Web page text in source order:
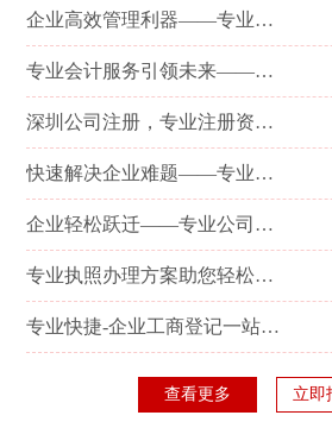
企业高效管理利器——专业审计报告代办服务
专业会计服务引领未来——探索代理记账代办新视野
深圳公司注册，专业注册资本实缴代办服务
快速解决企业难题——专业公司注销代办服务
企业轻松跃迁——专业公司变更代办服务详解
专业执照办理方案助您轻松开启创业之旅
专业快捷-企业工商登记一站式服务
查看更多 立即